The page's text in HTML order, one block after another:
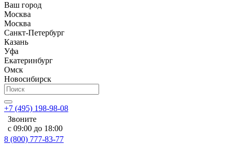
Ваш город
Москва
Москва
Санкт-Петербург
Казань
Уфа
Екатеринбург
Омск
Новосибирск
+7 (495) 198-98-08
Звоните
с 09:00 до 18:00
8 (800) 777-83-77